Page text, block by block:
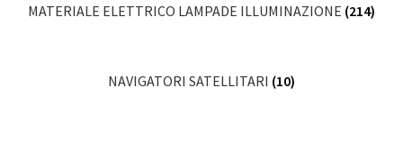
MATERIALE ELETTRICO LAMPADE ILLUMINAZIONE (214)
NAVIGATORI SATELLITARI (10)